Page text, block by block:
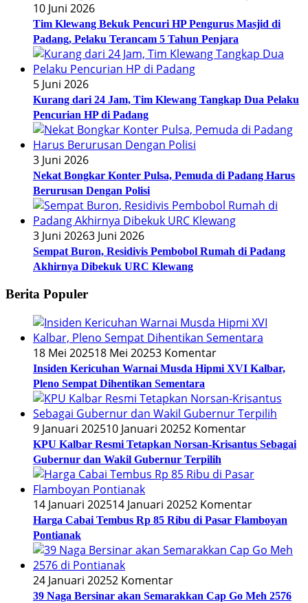
10 Juni 2026
Tim Klewang Bekuk Pencuri HP Pengurus Masjid di
Padang, Pelaku Terancam 5 Tahun Penjara
5 Juni 2026
Kurang dari 24 Jam, Tim Klewang Tangkap Dua Pelaku
Pencurian HP di Padang
3 Juni 2026
Nekat Bongkar Konter Pulsa, Pemuda di Padang Harus
Berurusan Dengan Polisi
3 Juni 20263 Juni 2026
Sempat Buron, Residivis Pembobol Rumah di Padang
Akhirnya Dibekuk URC Klewang
Berita Populer
18 Mei 202518 Mei 20253 Komentar
Insiden Kericuhan Warnai Musda Hipmi XVI Kalbar,
Pleno Sempat Dihentikan Sementara
9 Januari 202510 Januari 20252 Komentar
KPU Kalbar Resmi Tetapkan Norsan-Krisantus Sebagai
Gubernur dan Wakil Gubernur Terpilih
14 Januari 202514 Januari 20252 Komentar
Harga Cabai Tembus Rp 85 Ribu di Pasar Flamboyan
Pontianak
24 Januari 20252 Komentar
39 Naga Bersinar akan Semarakkan Cap Go Meh 2576